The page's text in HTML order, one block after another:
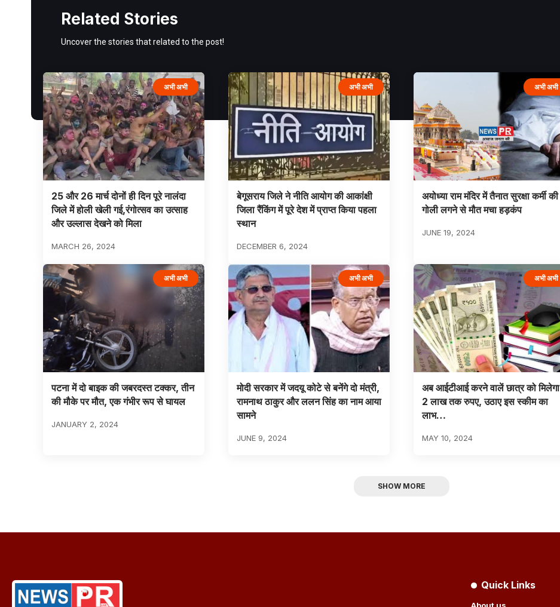
Related Stories
Uncover the stories that related to the post!
अभी अभी
25 और 26 मार्च दोनों ही दिन पूरे नालंदा
जिले में होली खेली गई,रंगोत्सव का उत्साह
और उल्लास देखने को मिला
MARCH 26, 2024
अभी अभी
बेगूसराय जिले ने नीति आयोग की आकांक्षी
जिला रैंकिंग में पूरे देश में प्राप्त किया पहला
स्थान
DECEMBER 6, 2024
अभी अभी
अयोध्या राम मंदिर में तैनात सुरक्षा कर्मी की
गोली लगने से मौत मचा हड़कंप
JUNE 19, 2024
अभी अभी
पटना में दो बाइक की जबरदस्त टक्कर, तीन
की मौके पर मौत, एक गंभीर रूप से घायल
JANUARY 2, 2024
अभी अभी
मोदी सरकार में जदयू कोटे से बनेंगे दो मंत्री,
रामनाथ ठाकुर और ललन सिंह का नाम आया
सामने
JUNE 9, 2024
अभी अभी
अब आईटीआई करने वालें छात्र को मिलेगा
2 लाख तक रुपए, उठाए इस स्कीम का
लाभ…
MAY 10, 2024
SHOW MORE
Quick Links